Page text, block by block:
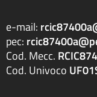
e-mail:
pec:
Cod. Mecc.
Cod. Univoco